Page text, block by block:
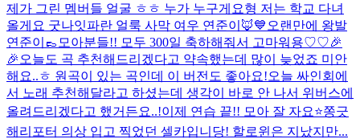
제가 그린 멤버들 얼굴 ㅎㅎ 누가 누구게요형 저는 학교 다녀
올게요 굿나잇파란 얼룩 사막 여우 연준이🦊💙 오랜만에 왕발
연준이👞 모아분들!! 모두 300일 축하해줘서 고마워용♡♡🎉
🎉 오늘도 곡 추천해드리겠다고 약속했는데 많이 늦었죠 미안
해요..ㅎ 원곡이 있는 곡인데 이 버전도 좋아요!오늘 싸인회에
서 노래 추천해달라고 하셨는데 생각이 바로 안 나서 위버스에
올려드리겠다고 했거든요..!이제 연습 끝!! 모아 잘 자요⭐️쫑긋
해리포터 의상 입고 찍었던 셀카입니당! 할로윈은 지났지만...